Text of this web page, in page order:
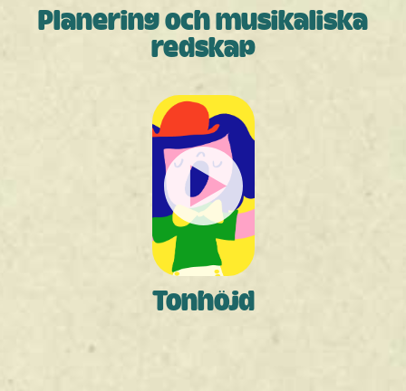
Planering och musikaliska
redskap
Tonhöjd